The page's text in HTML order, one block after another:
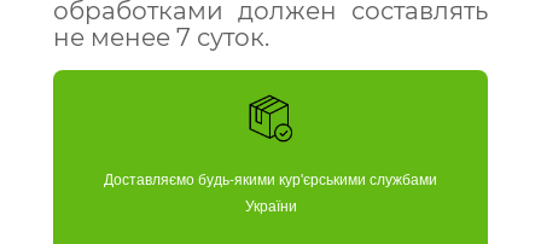
обработками должен составлять
не менее 7 суток.
Доставляємо будь-якими кур'єрськими службами
України